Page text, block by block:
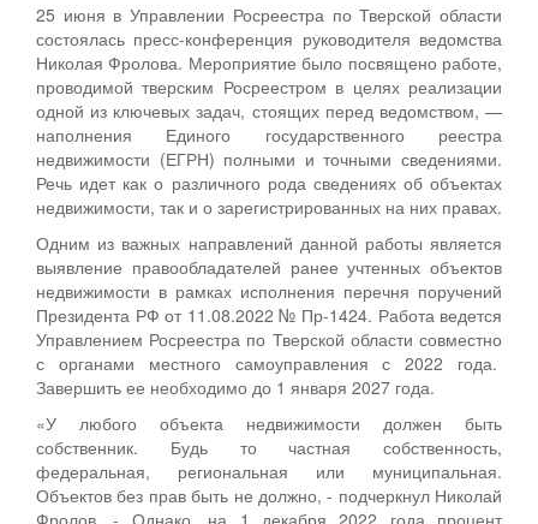
25 июня в Управлении Росреестра по Тверской области
состоялась пресс-конференция руководителя ведомства
Николая Фролова. Мероприятие было посвящено работе,
проводимой тверским Росреестром в целях реализации
одной из ключевых задач, стоящих перед ведомством, —
наполнения Единого государственного реестра
недвижимости (ЕГРН) полными и точными сведениями.
Речь идет как о различного рода сведениях об объектах
недвижимости, так и о зарегистрированных на них правах.
Одним из важных направлений данной работы является
выявление правообладателей ранее учтенных объектов
недвижимости в рамках исполнения перечня поручений
Президента РФ от 11.08.2022 № Пр-1424. Работа ведется
Управлением Росреестра по Тверской области совместно
с органами местного самоуправления с 2022 года.
Завершить ее необходимо до 1 января 2027 года.
«У любого объекта недвижимости должен быть
собственник. Будь то частная собственность,
федеральная, региональная или муниципальная.
Объектов без прав быть не должно, - подчеркнул Николай
Фролов. - Однако, на 1 декабря 2022 года процент